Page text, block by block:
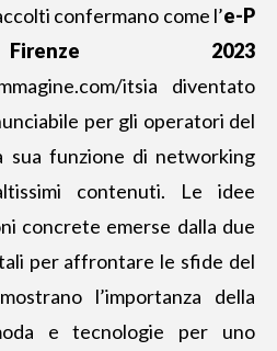
confermano come l’e-P
2023
itsia diventato
per gli operatori del
funzione di networking
contenuti. Le idee
concrete emerse dalla due
per affrontare le sfide del
l’importanza della
e tecnologie per uno